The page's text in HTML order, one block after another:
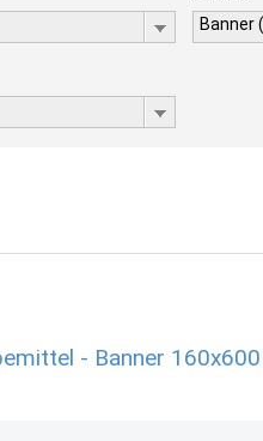
Banner
- Banner 160x600